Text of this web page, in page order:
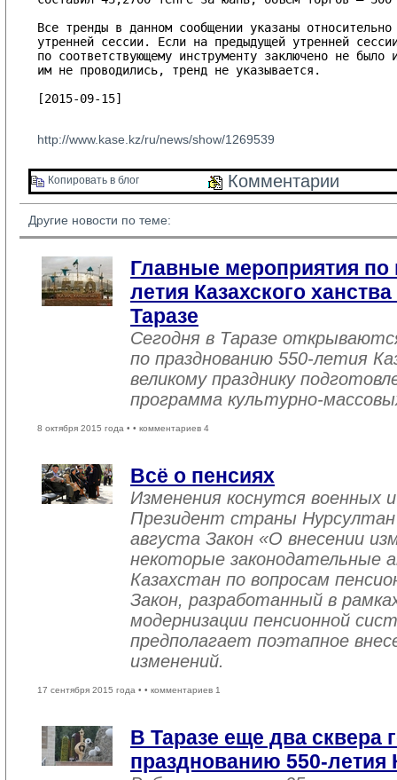
Все тренды в данном сообщении указаны
утренней сессии. Если на предыдущей утренней
по соответствующему инструменту заключено не
им не проводились, тренд не указывается.
[2015-09-15]
http://www.kase.kz/ru/news/show/1269539
Копировать в блог Комментарии
Другие новости по теме:
Главные мероприятия
летия Казахского
Таразе
Сегодня в Таразе
по празднованию 550-летия
великому празднику
программа культурно-
8 октября 2015 года • • комментариев 4
Всё о пенсиях
Изменения коснутся военных
Президент страны Нурсултан
августа Закон «О внесении
некоторые законодательные
Казахстан по вопросам
Закон, разработанный в
модернизации пенсионной
предполагает поэтапное
изменений.
17 сентября 2015 года • • комментариев 1
В Таразе еще два сквера
празднованию 550-летия